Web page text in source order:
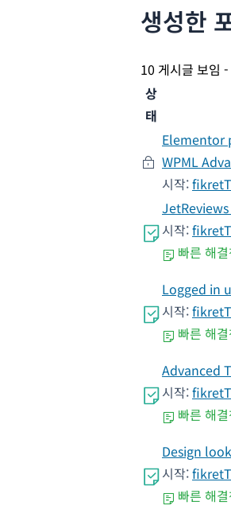
생성한
10 게시글 보임
상
태
Elementor
WPML
시작:fikretT
시작:fikretT
빠른 해
Logged in
시작:fikretT
빠른 해
Advanced
시작:fikretT
빠른 해
Design
시작:fikretT
빠른 해